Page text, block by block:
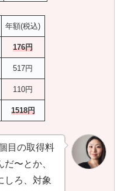
年額(税込)
176円
517円
110円
1518円
目の取得料
〜とか、
しろ、対象